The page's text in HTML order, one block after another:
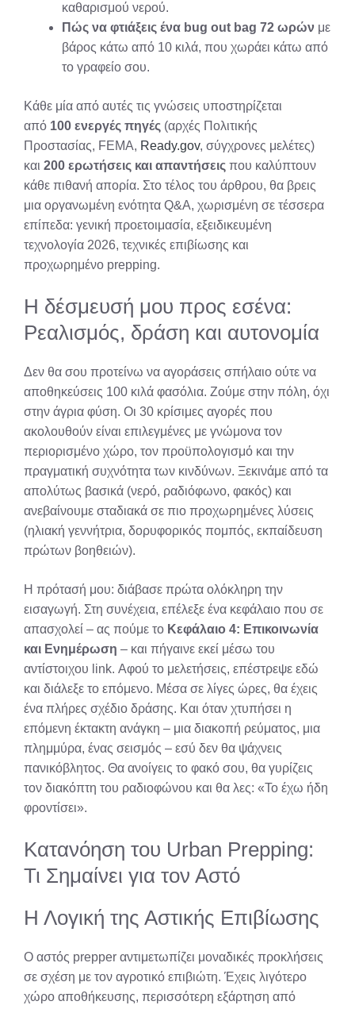
καθαρισμού νερού.
Πώς να φτιάξεις ένα bug out bag 72 ωρών με
βάρος κάτω από 10 κιλά, που χωράει κάτω από
το γραφείο σου.
Κάθε μία από αυτές τις γνώσεις υποστηρίζεται
από 100 ενεργές πηγές (αρχές Πολιτικής
Προστασίας, FEMA, Ready.gov, σύγχρονες μελέτες)
και 200 ερωτήσεις και απαντήσεις που καλύπτουν
κάθε πιθανή απορία. Στο τέλος του άρθρου, θα βρεις
μια οργανωμένη ενότητα Q&A, χωρισμένη σε τέσσερα
επίπεδα: γενική προετοιμασία, εξειδικευμένη
τεχνολογία 2026, τεχνικές επιβίωσης και
προχωρημένο prepping.
Η δέσμευσή μου προς εσένα:
Ρεαλισμός, δράση και αυτονομία
Δεν θα σου προτείνω να αγοράσεις σπήλαιο ούτε να
αποθηκεύσεις 100 κιλά φασόλια. Ζούμε στην πόλη, όχι
στην άγρια φύση. Οι 30 κρίσιμες αγορές που
ακολουθούν είναι επιλεγμένες με γνώμονα τον
περιορισμένο χώρο, τον προϋπολογισμό και την
πραγματική συχνότητα των κινδύνων. Ξεκινάμε από τα
απολύτως βασικά (νερό, ραδιόφωνο, φακός) και
ανεβαίνουμε σταδιακά σε πιο προχωρημένες λύσεις
(ηλιακή γεννήτρια, δορυφορικός πομπός, εκπαίδευση
πρώτων βοηθειών).
Η πρότασή μου: διάβασε πρώτα ολόκληρη την
εισαγωγή. Στη συνέχεια, επέλεξε ένα κεφάλαιο που σε
απασχολεί – ας πούμε το Κεφάλαιο 4: Επικοινωνία
και Ενημέρωση – και πήγαινε εκεί μέσω του
αντίστοιχου link. Αφού το μελετήσεις, επέστρεψε εδώ
και διάλεξε το επόμενο. Μέσα σε λίγες ώρες, θα έχεις
ένα πλήρες σχέδιο δράσης. Και όταν χτυπήσει η
επόμενη έκτακτη ανάγκη – μια διακοπή ρεύματος, μια
πλημμύρα, ένας σεισμός – εσύ δεν θα ψάχνεις
πανικόβλητος. Θα ανοίγεις το φακό σου, θα γυρίζεις
τον διακόπτη του ραδιοφώνου και θα λες: «Το έχω ήδη
φροντίσει».
Κατανόηση του Urban Prepping:
Τι Σημαίνει για τον Αστό
Η Λογική της Αστικής Επιβίωσης
Ο αστός prepper αντιμετωπίζει μοναδικές προκλήσεις
σε σχέση με τον αγροτικό επιβιώτη. Έχεις λιγότερο
χώρο αποθήκευσης, περισσότερη εξάρτηση από